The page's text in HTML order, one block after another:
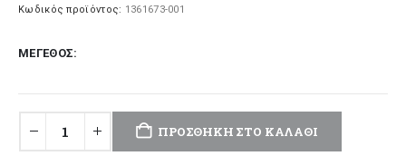
was:
τιμή
Κωδικός προϊόντος: 1361673-001
ΜΈΓΕΘΟΣ
ΠΡΟΣΘΉΚΗ ΣΤΟ ΚΑΛΆΘΙ